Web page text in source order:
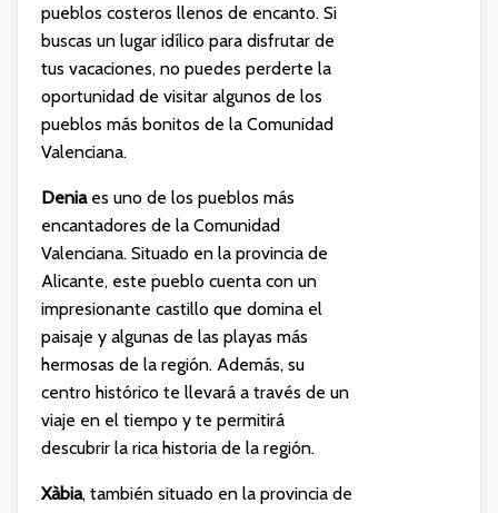
pueblos costeros llenos de encanto. Si
buscas un lugar idílico para disfrutar de
tus vacaciones, no puedes perderte la
oportunidad de visitar algunos de los
pueblos más bonitos de la Comunidad
Valenciana.
Deniaes uno de los pueblos más
encantadores de la Comunidad
Valenciana. Situado en la provincia de
Alicante, este pueblo cuenta con un
impresionante castillo que domina el
paisaje y algunas de las playas más
hermosas de la región. Además, su
centro histórico te llevará a través de un
viaje en el tiempo y te permitirá
descubrir la rica historia de la región.
Xàbia, también situado en la provincia de